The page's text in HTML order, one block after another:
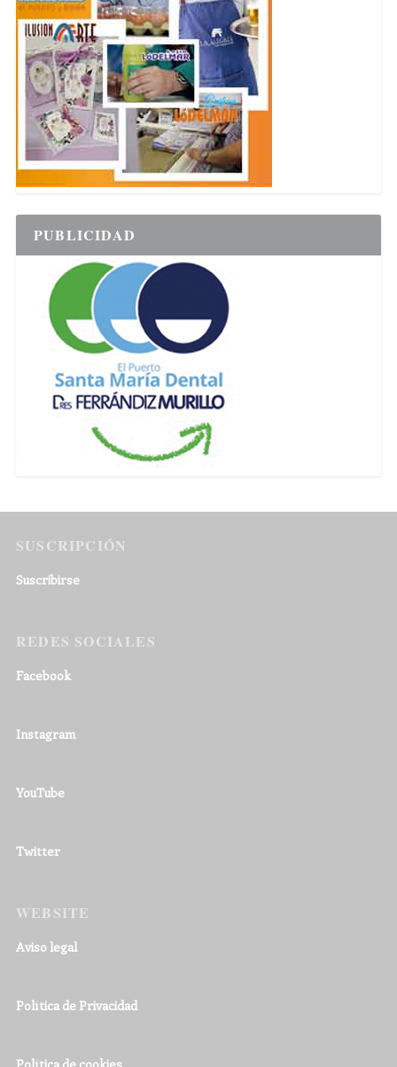
PUBLICIDAD
SUSCRIPCIÓN
Suscribirse
REDES SOCIALES
Facebook
Instagram
YouTube
Twitter
WEBSITE
Aviso legal
Política de Privacidad